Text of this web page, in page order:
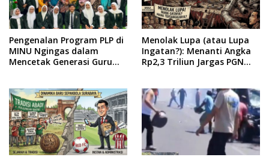
Pengenalan Program PLP di
MINU Ngingas dalam
Mencetak Generasi Guru
Menolak Lupa (atau Lupa
Ingatan?): Menanti Angka
Rp2,3 Triliun Jargas PGN